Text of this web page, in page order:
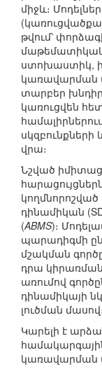
միջև։
թվում՝
ստոխաստիկ,
կառավարման
տարբեր
կառուցվեն
վրա։
Նշված
դինամիկան
(ABMS)։
պարադիգմի
մշակման
դրա
առումով
դինամիկայի
լուծման մասով։
Կարելի է
համակարգային
կառավարման